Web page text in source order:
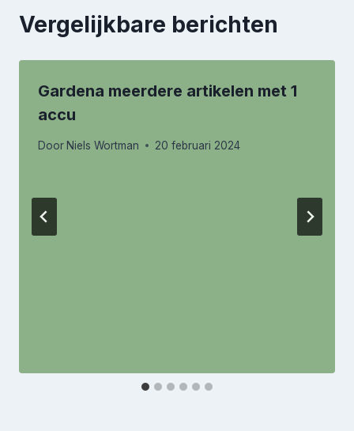
Vergelijkbare berichten
Gardena meerdere artikelen met 1
accu
Door Niels Wortman 20 februari 2024